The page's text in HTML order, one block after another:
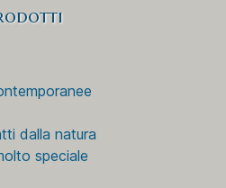
dalla natura
speciale